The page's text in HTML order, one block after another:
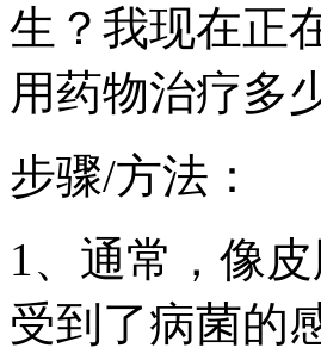
生？我现在正
用药物治疗多
步骤/方法：
1、通常，像
受到了病菌的